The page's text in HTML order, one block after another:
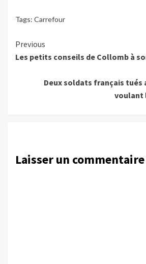
Tags: Carrefour
Continue
Reading
Previous
Les petits conseils de Collomb à
Deux soldats français tués
voulant
Laisser un commentaire